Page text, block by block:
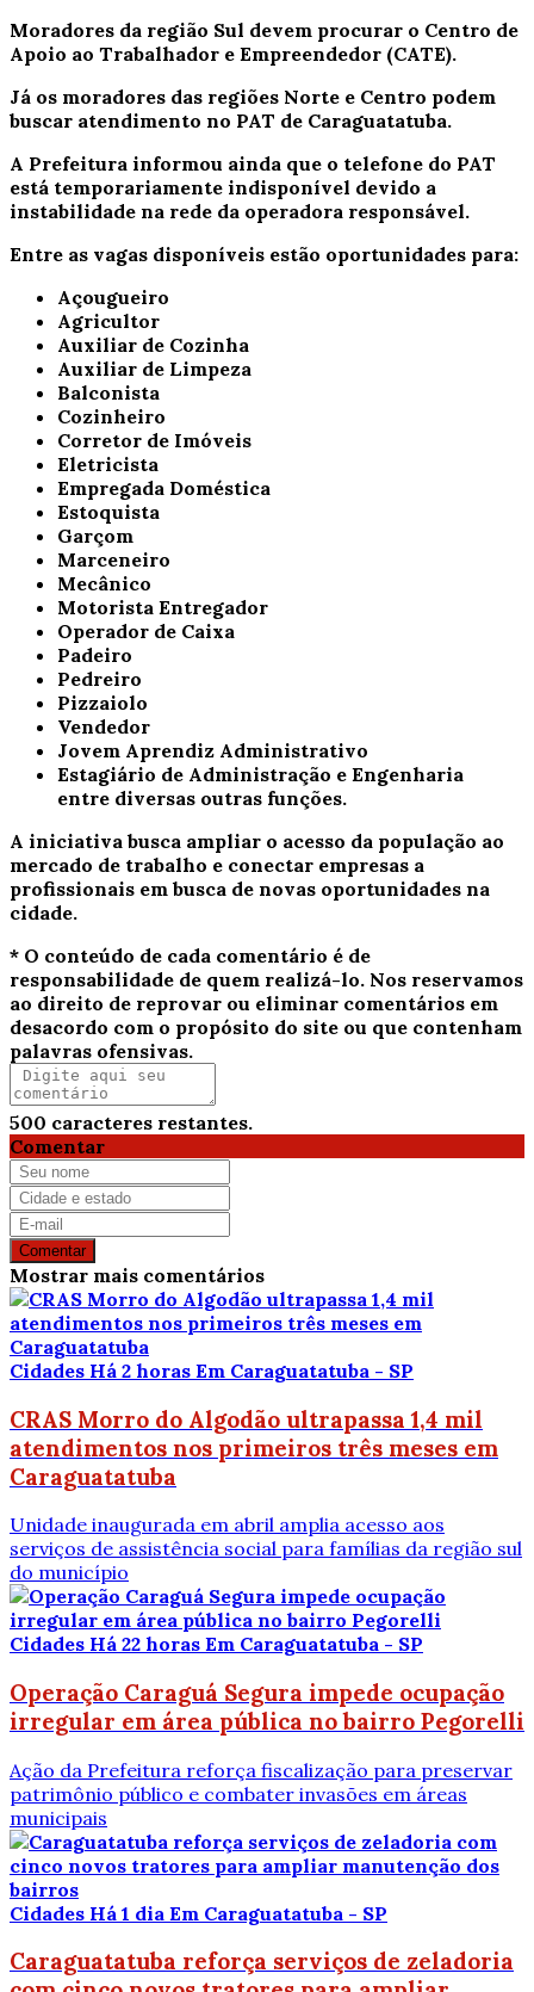
Moradores da região Sul devem procurar o Centro de
Apoio ao Trabalhador e Empreendedor (CATE).
Já os moradores das regiões Norte e Centro podem
buscar atendimento no PAT de Caraguatatuba.
A Prefeitura informou ainda que o telefone do PAT
está temporariamente indisponível devido a
instabilidade na rede da operadora responsável.
Entre as vagas disponíveis estão oportunidades para:
Açougueiro
Agricultor
Auxiliar de Cozinha
Auxiliar de Limpeza
Balconista
Cozinheiro
Corretor de Imóveis
Eletricista
Empregada Doméstica
Estoquista
Garçom
Marceneiro
Mecânico
Motorista Entregador
Operador de Caixa
Padeiro
Pedreiro
Pizzaiolo
Vendedor
Jovem Aprendiz Administrativo
Estagiário de Administração e Engenharia
entre diversas outras funções.
A iniciativa busca ampliar o acesso da população ao
mercado de trabalho e conectar empresas a
profissionais em busca de novas oportunidades na
cidade.
* O conteúdo de cada comentário é de
responsabilidade de quem realizá-lo. Nos reservamos
ao direito de reprovar ou eliminar comentários em
desacordo com o propósito do site ou que contenham
palavras ofensivas.
500 caracteres restantes.
Comentar
Comentar
Mostrar mais comentários
Cidades Há 2 horas Em Caraguatatuba - SP
CRAS Morro do Algodão ultrapassa 1,4 mil
atendimentos nos primeiros três meses em
Caraguatatuba
Unidade inaugurada em abril amplia acesso aos
serviços de assistência social para famílias da região sul
do município
Cidades Há 22 horas Em Caraguatatuba - SP
Operação Caraguá Segura impede ocupação
irregular em área pública no bairro Pegorelli
Ação da Prefeitura reforça fiscalização para preservar
patrimônio público e combater invasões em áreas
municipais
Cidades Há 1 dia Em Caraguatatuba - SP
Caraguatatuba reforça serviços de zeladoria